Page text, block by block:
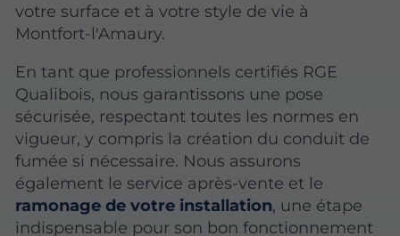
votre surface et à votre style de vie à
Montfort-l'Amaury.
En tant que professionnels certifiés RGE
Qualibois, nous garantissons une pose
sécurisée, respectant toutes les normes en
vigueur, y compris la création du conduit de
fumée si nécessaire. Nous assurons
également le service après-vente et le
ramonage de votre installation, une étape
indispensable pour son bon fonctionnement